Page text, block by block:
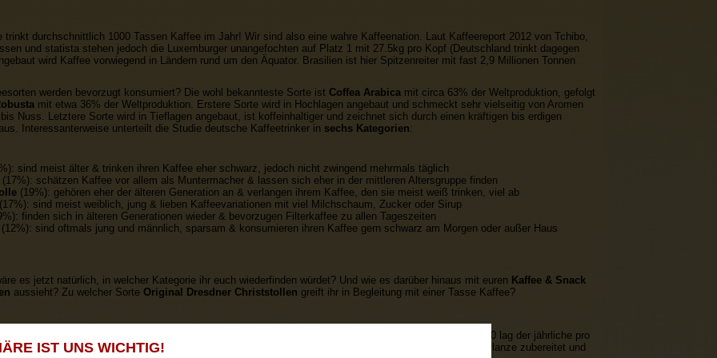
IST UNS WICHTIG!
trinkt durchschnittlich 1000 Tassen Kaffee im Jahr! Wir sind also eine wahre Kaffeenation. Laut Kaffeereport 2012 von Tchibo,
und statista stehen jedoch die Luxemburger unangefochten auf Platz 1 mit 27.5kg pro Kopf (Deutschland trinkt dagegen
wird Kaffee vorwiegend in Ländern rund um den Äquator. Brasilien ist hier Spitzenreiter mit fast 2,9 Millionen Tonnen
werden bevorzugt konsumiert? Die wohl bekannteste Sorte ist Coffea Arabica mit circa 63% der Weltproduktion, gefolgt
mit etwa 36% der Weltproduktion. Erstere Sorte wird in Hochlagen angebaut und schmeckt sehr vielseitig von Aromen
Nuss. Letztere Sorte wird in Tieflagen angebaut, ist koffeinhaltiger und zeichnet sich durch einen kräftigen bis erdigen
Interessanterweise unterteilt die Studie deutsche Kaffeetrinker in sechs Kategorien:
sind meist älter & trinken ihren Kaffee eher schwarz, jedoch nicht zwingend mehrmals täglich
(17%): schätzen Kaffee vor allem als Muntermacher & lassen sich eher in der mittleren Altersgruppe finden
(19%): gehören eher der älteren Generation an & verlangen ihrem Kaffee, den sie meist weiß trinken, viel ab
sind meist weiblich, jung & lieben Kaffeevariationen mit viel Milchschaum, Zucker oder Sirup
finden sich in älteren Generationen wieder & bevorzugen Filterkaffee zu allen Tageszeiten
sind oftmals jung und männlich, sparsam & konsumieren ihren Kaffee gern schwarz am Morgen oder außer Haus
es jetzt natürlich, in welcher Kategorie ihr euch wiederfinden würdet? Und wie es darüber hinaus mit euren Kaffee & Snack
aussieht? Zu welcher Sorte Original Dresdner Christstollen greift ihr in Begleitung mit einer Tasse Kaffee?
nun dem Tee. Fakt ist, dass etwa 34% der Deutschen bei Heißgetränken vorrangig zu Tee greifen. 2010 lag der jährliche pro
bei etwa 26 Liter. Das heiße Aufgussgetränk wird aus Blättern, Blüten, Knospen und Stängeln der Teepflanze zubereitet und